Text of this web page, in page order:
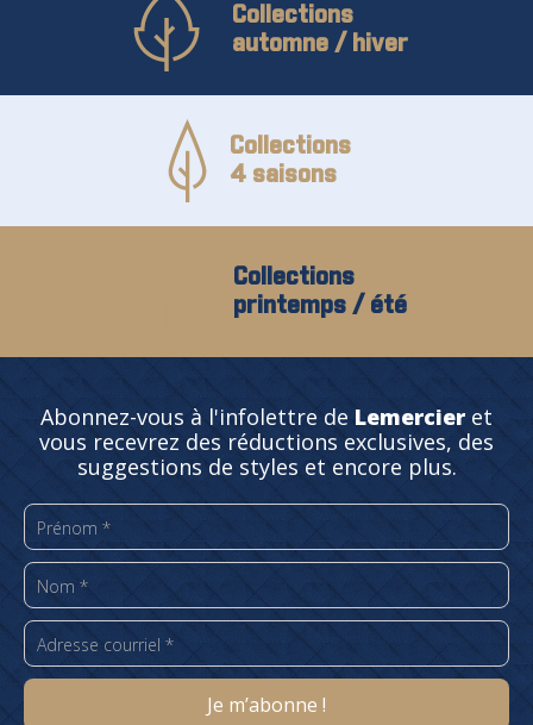
Collections
automne / hiver
Collections
4 saisons
Collections
printemps / été
Abonnez-vous à l'infolettre de Lemercier et
vous recevrez des réductions exclusives, des
suggestions de styles et encore plus.